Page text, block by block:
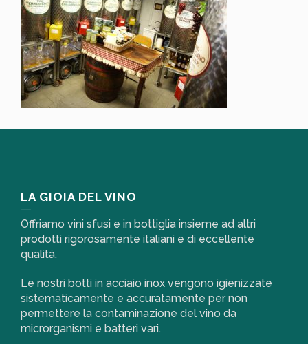
LA GIOIA DEL VINO
Offriamo vini sfusi e in bottiglia insieme ad altri
prodotti rigorosamente italiani e di eccellente
qualità.
Le nostri botti in acciaio inox vengono igienizzate
sistematicamente e accuratamente per non
permettere la contaminazione del vino da
microrganismi e batteri vari.